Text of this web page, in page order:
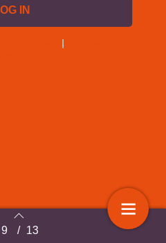
9 / 13
|